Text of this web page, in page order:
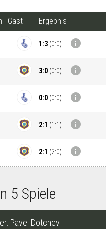
| Gast Ergebnis
1:3 (0:0) info
3:0 (0:0) info
0:0 (0:0) info
2:1 (1:1 ) info
2:1 (2:0) info
5 Spiele
Pavel Dotchev